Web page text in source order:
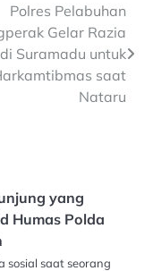
Polres Pelabuhan
Gelar Razia
di Suramadu untuk
saat
Nataru
yang
Humas Polda
sosial saat seorang